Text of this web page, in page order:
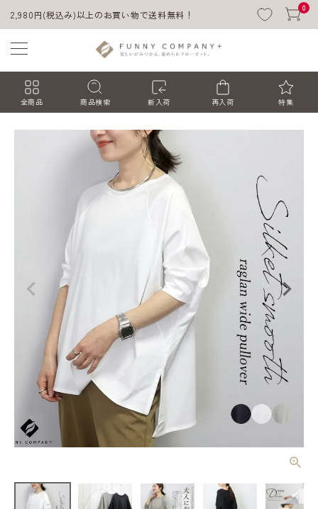
2,980円(税込み)以上のお買い物で送料無料！
0
全商品 商品検索 新入荷 再入荷 特集
ようこそ ゲスト 様
ログイン 会員登録
超目玉セール
★シルケット
ルオーバー
【メール便